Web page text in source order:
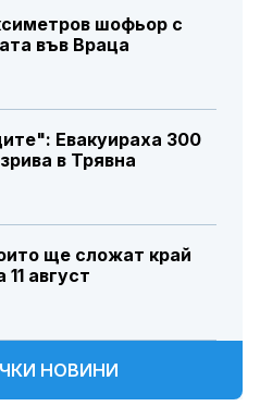
шофьор с
във Враца
Евакуираха 300
в Трявна
ще сложат край
август
НОВИНИ